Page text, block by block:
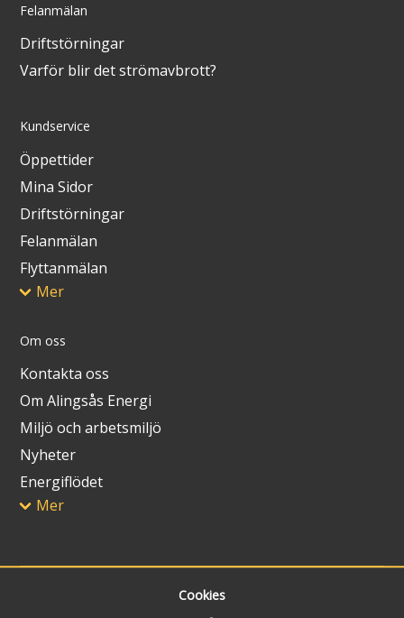
Felanmälan
Driftstörningar
Varför blir det strömavbrott?
Kundservice
Öppettider
Mina Sidor
Driftstörningar
Felanmälan
Flyttanmälan
Mer
Om oss
Kontakta oss
Om Alingsås Energi
Miljö och arbetsmiljö
Nyheter
Energiflödet
Mer
Cookies